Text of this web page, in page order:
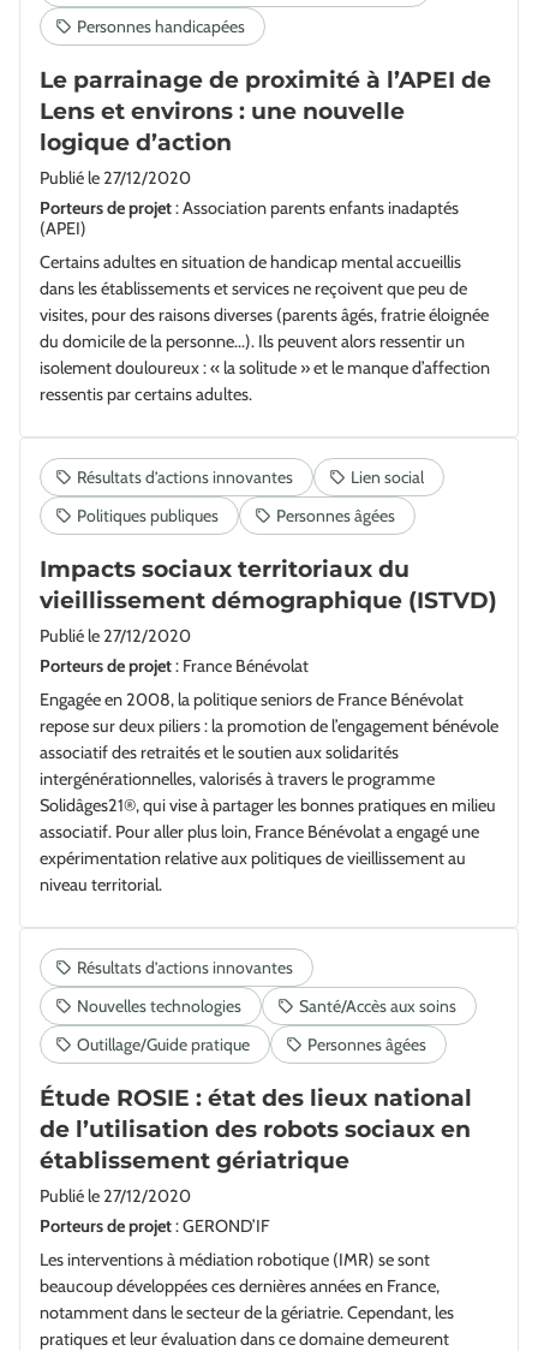
Le parrainage de proximité à l’APEI de
Lens et environs : une nouvelle
logique d’action
Publié le 27/12/2020
Porteurs de projet: Association parents enfants inadaptés
(APEI)
Certains adultes en situation de handicap mental accueillis
dans les établissements et services ne reçoivent que peu de
visites, pour des raisons diverses (parents âgés, fratrie éloignée
du domicile de la personne...). Ils peuvent alors ressentir un
isolement douloureux : « la solitude » et le manque d’affection
ressentis par certains adultes.
Impacts sociaux territoriaux du
vieillissement démographique (ISTVD)
Publié le 27/12/2020
Porteurs de projet: France Bénévolat
Engagée en 2008, la politique seniors de France Bénévolat
repose sur deux piliers : la promotion de l’engagement bénévole
associatif des retraités et le soutien aux solidarités
intergénérationnelles, valorisés à travers le programme
Solidâges21®, qui vise à partager les bonnes pratiques en milieu
associatif. Pour aller plus loin, France Bénévolat a engagé une
expérimentation relative aux politiques de vieillissement au
niveau territorial.
Étude ROSIE : état des lieux national
de l’utilisation des robots sociaux en
établissement gériatrique
Publié le 27/12/2020
Porteurs de projet: GEROND’IF
Les interventions à médiation robotique (IMR) se sont
beaucoup développées ces dernières années en France,
notamment dans le secteur de la gériatrie. Cependant, les
pratiques et leur évaluation dans ce domaine demeurent